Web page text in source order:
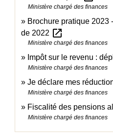
Ministère chargé des finances
Brochure pratique 2023
de 2022 open_in_new
Ministère chargé des finances
Impôt sur le revenu :
Ministère chargé des finances
Je déclare mes
Ministère chargé des finances
Fiscalité des pensions
Ministère chargé des finances